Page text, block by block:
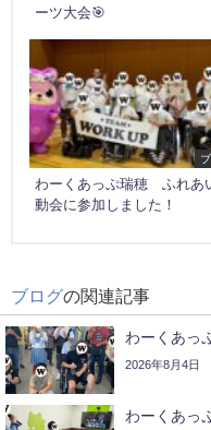
ーツ大会🎯
わーくあっぷ瑞穂 ふれあ
動会に参加しました！
ブログの関連記事
わーくあっ
2026年8月4日
わーくあっ